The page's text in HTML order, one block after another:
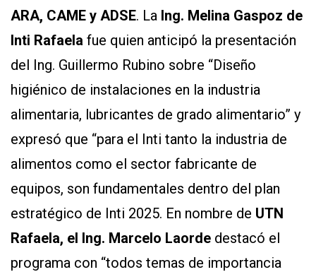
ARA, CAME y ADSE. La Ing. Melina Gaspoz de
Inti Rafaela fue quien anticipó la presentación
del Ing. Guillermo Rubino sobre “Diseño
higiénico de instalaciones en la industria
alimentaria, lubricantes de grado alimentario” y
expresó que “para el Inti tanto la industria de
alimentos como el sector fabricante de
equipos, son fundamentales dentro del plan
estratégico de Inti 2025. En nombre de UTN
Rafaela, el Ing. Marcelo Laorde destacó el
programa con “todos temas de importancia